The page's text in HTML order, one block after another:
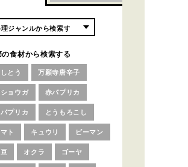
の食材から検索する
とう 万願寺唐辛子
ョウガ 赤パプリカ
プリカ とうもろこし
マト キュウリ ピーマン
オクラ ゴーヤ